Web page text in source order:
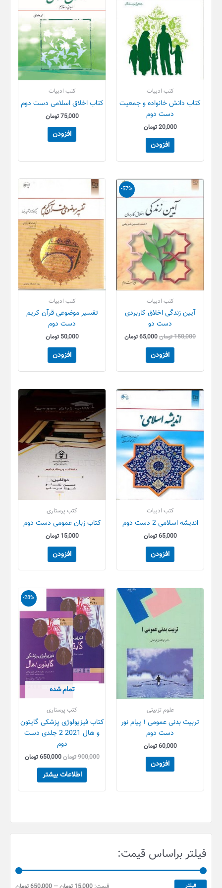
فیلتر براساس قیمت:
اا
فیلتر
کتب ادبیات
کتاب دانش خانواده و جمعیت
دست دوم
20,000تومان
افزودن
کتب ادبیات
کتاب اخلاق اسلامی دست دوم
75,000تومان
افزودن
-57%
کتب ادبیات
آیین زندگی اخلاق کاربردی
دست دو
150,000تومان
قیمت
150,000 تومان
بود.
65,000تومان
قیمت
فعلی
65,000 تومان
افزودن
کتب ادبیات
تفسیر موضوعی قرآن کریم
دست دوم
50,000 تومان
افزودن
کتب ادبیات
اندیشه اسلامی 2 دست دوم
65,000تومان
افزودن
کتب پرستاری
کتاب زبان عمومی دست دوم
15,000 تومان
افزودن
علوم تزبیتی
تربیت بدنی عمومی ۱ پیام نور
دست دوم
60,000تومان
افزودن
-28%
تمام شده
کتب پرستاری
کتاب فیزیولوژی پزشکی گایتون
و هال 2021 2 جلدی دست
دوم
900,000تومان
قیمت
اصلی
900,000 تومان
بود.
650,000تومان
قیمت
فعلی
اطلاعات بیشتر